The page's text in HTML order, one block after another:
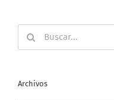
Archivos